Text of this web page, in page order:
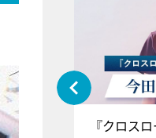
＝LOV
『クロス